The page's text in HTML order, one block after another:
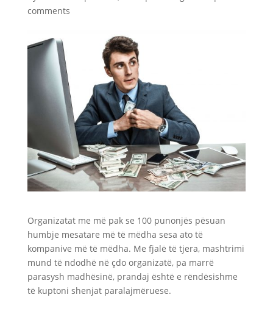
comments
Organizatat me më pak se 100 punonjës pësuan
humbje mesatare më të mëdha sesa ato të
kompanive më të mëdha. Me fjalë të tjera, mashtrimi
mund të ndodhë në çdo organizatë, pa marrë
parasysh madhësinë, prandaj është e rëndësishme
të kuptoni shenjat paralajmëruese.